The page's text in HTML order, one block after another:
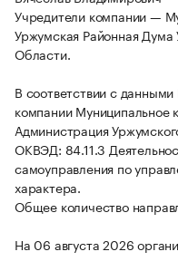
Учредители компании —
Уржумская Районная
Области.
В соответствии с
компании Муниципальное
Администрация
ОКВЭД: 84.11.3
самоуправления по
характера.
Общее количество
На 06 августа 2026